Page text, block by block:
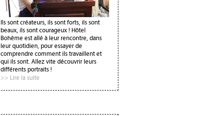
Ils sont créateurs, ils sont forts, ils sont
beaux, ils sont courageux ! Hôtel
Bohême est allé à leur rencontre, dans
leur quotidien, pour essayer de
comprendre comment ils travaillent et
qui ils sont. Allez vite découvrir leurs
différents portraits !
>> Lire la suite